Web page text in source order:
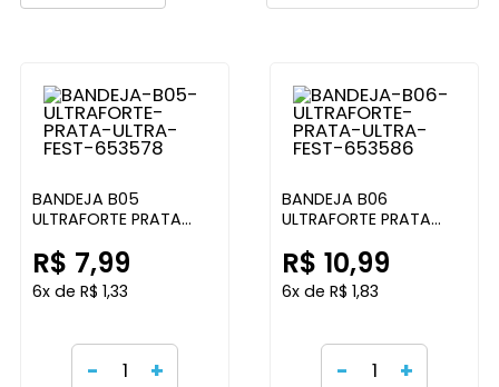
BANDEJA B05
ULTRAFORTE PRATA
R$ 7,99
6x de R$ 1,33
- +
BANDEJA B06
ULTRAFORTE PRATA
R$ 10,99
6x de R$ 1,83
- +